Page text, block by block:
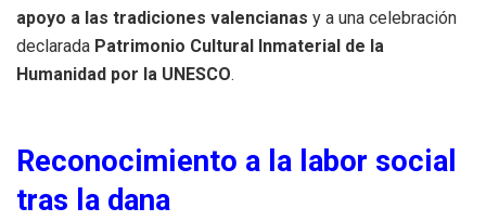
apoyo a las tradiciones valencianas y a una celebración
declarada Patrimonio Cultural Inmaterial de la
Humanidad por la UNESCO.
Reconocimiento a la labor social
tras la dana